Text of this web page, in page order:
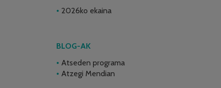
2026ko ekaina
BLOG-AK
Atseden programa
Atzegi Mendian